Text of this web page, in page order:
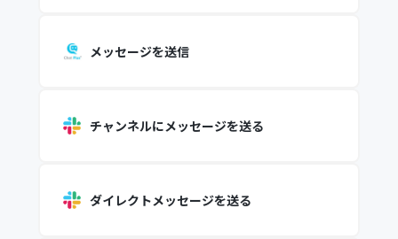
メッセージを送信
チャンネルにメッセージを送る
ダイレクトメッセージを送る